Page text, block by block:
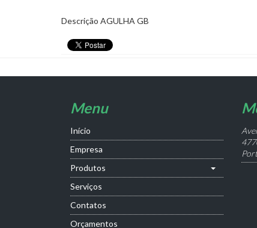
Descrição AGULHA GB
Menu
Início
Empresa
Produtos
Serviços
Contatos
Orçamentos